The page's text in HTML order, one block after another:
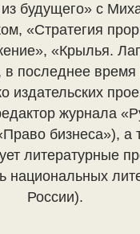
будущего» с
«Стратегия
«Крылья.
в последнее время
издательских
журнала
бизнеса»), а
литературные
национальных
России).